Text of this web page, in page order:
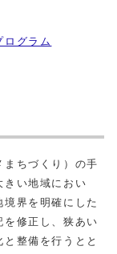
ログラム
ちづくり）の手
きい地域におい
界を明確にした
を修正し、狭あい
整備を行うとと